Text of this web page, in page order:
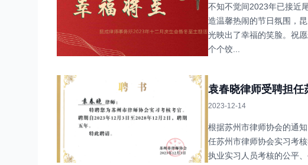
不知不觉间2023年已接近
造温馨热闹的节日氛围，
光映出了幸福的笑脸。祝
个个饺...
袁春晓律师受聘担任
2023-12-14
根据苏州市律师协会的通
任苏州市律师协会实习考
执业实习人员考核的公平